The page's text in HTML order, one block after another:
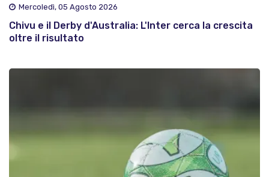
Mercoledì, 05 Agosto 2026
Chivu e il Derby d'Australia: L'Inter cerca la crescita
oltre il risultato